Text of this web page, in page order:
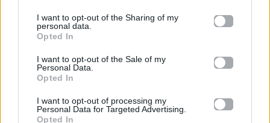
I want to opt-out of the Sharing of my
personal data.
Opted In
I want to opt-out of the Sale of my
Personal Data.
Opted In
I want to opt-out of processing my
Personal Data for Targeted Advertising.
Opted In